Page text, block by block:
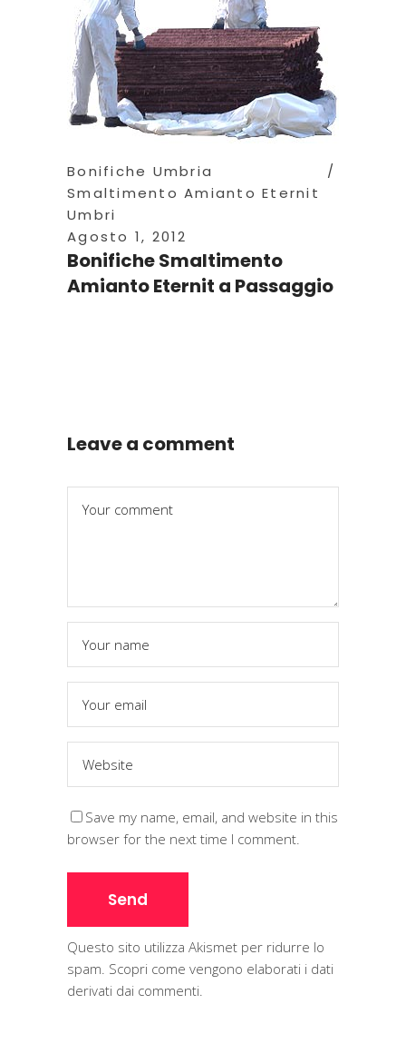
Bonifiche Umbria
Smaltimento Amianto Eternit
Umbri
Agosto 1, 2012
Bonifiche Smaltimento
Amianto Eternit a Passaggio
Leave a comment
Save my name, email, and website in this
browser for the next time I comment.
Questo sito utilizza Akismet per ridurre lo
spam. Scopri come vengono elaborati i dati
derivati dai commenti.